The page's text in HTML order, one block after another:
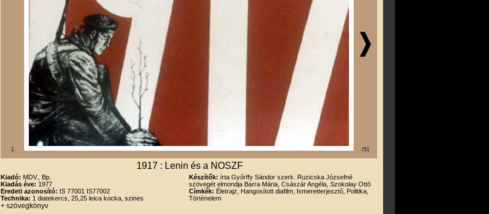
1 /51
1917 : Lenin és a NOSZF
Kiadó: MDV., Bp.
Kiadás éve: 1977
Eredeti azonosító: IS 77001 IS77002
Technika: 1 diatekercs, 25,25 leica kocka, szines
Készítők: írta Győrffy Sándor szerk. Ruzicska Józsefné
szövegét elmondja Barra Mária, Császár Angéla, Szokolay Ottó
Címkék: Életrajz, Hangosított diafilm, Ismeretterjesztő, Politika,
Történelem
+ szövegkönyv